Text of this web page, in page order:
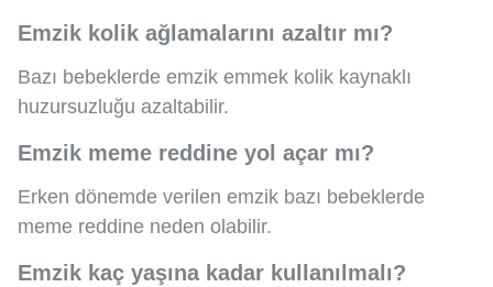
Emzik kolik ağlamalarını azaltır mı?
Bazı bebeklerde emzik emmek kolik kaynaklı
huzursuzluğu azaltabilir.
Emzik meme reddine yol açar mı?
Erken dönemde verilen emzik bazı bebeklerde
meme reddine neden olabilir.
Emzik kaç yaşına kadar kullanılmalı?